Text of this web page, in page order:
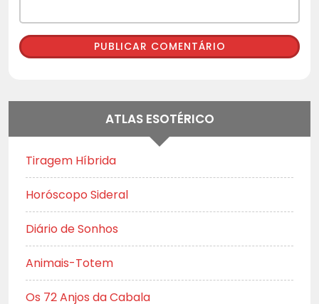
ATLAS ESOTÉRICO
Tiragem Híbrida
Horóscopo Sideral
Diário de Sonhos
Animais-Totem
Os 72 Anjos da Cabala